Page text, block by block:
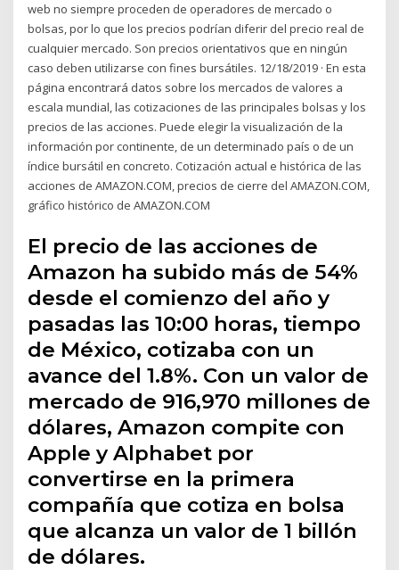
web no siempre proceden de operadores de mercado o
bolsas, por lo que los precios podrían diferir del precio real de
cualquier mercado. Son precios orientativos que en ningún
caso deben utilizarse con fines bursátiles. 12/18/2019 · En esta
página encontrará datos sobre los mercados de valores a
escala mundial, las cotizaciones de las principales bolsas y los
precios de las acciones. Puede elegir la visualización de la
información por continente, de un determinado país o de un
índice bursátil en concreto. Cotización actual e histórica de las
acciones de AMAZON.COM, precios de cierre del AMAZON.COM,
gráfico histórico de AMAZON.COM
El precio de las acciones de
Amazon ha subido más de 54%
desde el comienzo del año y
pasadas las 10:00 horas, tiempo
de México, cotizaba con un
avance del 1.8%. Con un valor de
mercado de 916,970 millones de
dólares, Amazon compite con
Apple y Alphabet por
convertirse en la primera
compañía que cotiza en bolsa
que alcanza un valor de 1 billón
de dólares.